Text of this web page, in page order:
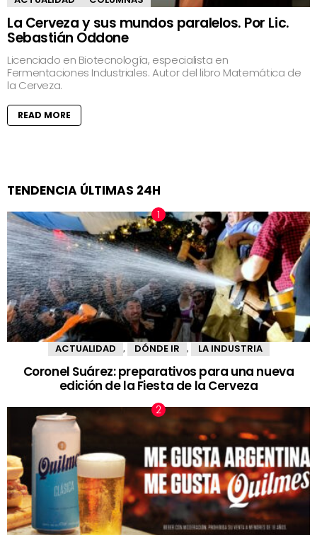
La Cerveza y sus mundos paralelos. Por Lic.
Sebastián Oddone
Licenciado en Biotecnología, especialista en
Fermentaciones Industriales. Autor del libro Matemática de
la Cerveza.
READ MORE
TENDENCIA ÚLTIMAS 24H
ACTUALIDAD DÓNDE IR LA INDUSTRIA
Coronel Suárez: preparativos para una nueva
edición de la Fiesta de la Cerveza